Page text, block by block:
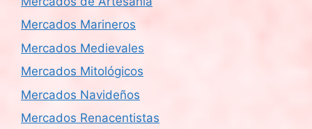
Mercados Marineros
Mercados Medievales
Mercados Mitológicos
Mercados Navideños
Mercados Renacentistas